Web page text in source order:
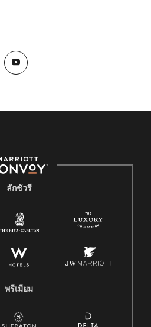
ลักชัวรี
พรีเมียม